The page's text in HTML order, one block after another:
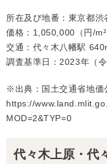
所在及び地番：東京都
価格：1,050,000（円/m²
交通：代々木八幡駅
調査基準日：2023年（
※出典：国土交通省地価
https://
MOD=2&TYP=0
代々木上原・代